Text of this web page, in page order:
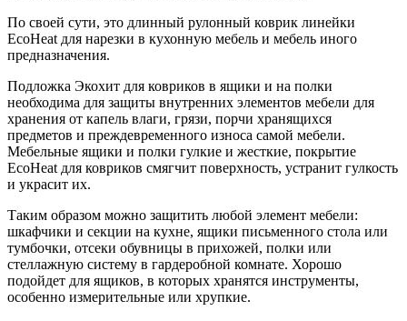
По своей сути, это длинный рулонный коврик линейки
EcoHeat для нарезки в кухонную мебель и мебель иного
предназначения.
Подложка Экохит для ковриков в ящики и на полки
необходима для защиты внутренних элементов мебели для
хранения от капель влаги, грязи, порчи хранящихся
предметов и преждевременного износа самой мебели.
Мебельные ящики и полки гулкие и жесткие, покрытие
EcoHeat для ковриков смягчит поверхность, устранит гулкость
и украсит их.
Таким образом можно защитить любой элемент мебели:
шкафчики и секции на кухне, ящики письменного стола или
тумбочки, отсеки обувницы в прихожей, полки или
стеллажную систему в гардеробной комнате. Хорошо
подойдет для ящиков, в которых хранятся инструменты,
особенно измерительные или хрупкие.